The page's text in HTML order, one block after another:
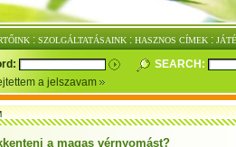
: SZOLGÁLTATÁSAINK : HASZNOS CÍMEK :
SEARCH:
a jelszavam
a magas vérnyomást?